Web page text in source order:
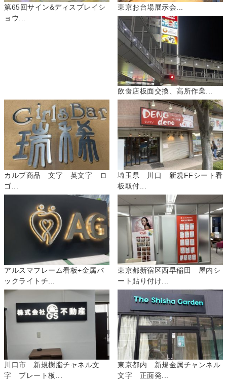
第65回サイン&ディスプレイシ
ョウ...
東京お台場展示会...
飲食店板面交換、高所作業...
カルプ商品 文字 英文字 ロ
ゴ...
埼玉県 川口 新規FFシート看
板取付...
アルスマフレーム看板+金属バ
ックライトチ...
東京都新宿区西早稲田 屋内シ
ート貼り付け...
川口市 新規樹脂チャネル文
字 プレート板...
東京都内 新規金属チャンネル
文字 正面発...